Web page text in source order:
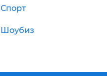
Спорт
Шоубиз